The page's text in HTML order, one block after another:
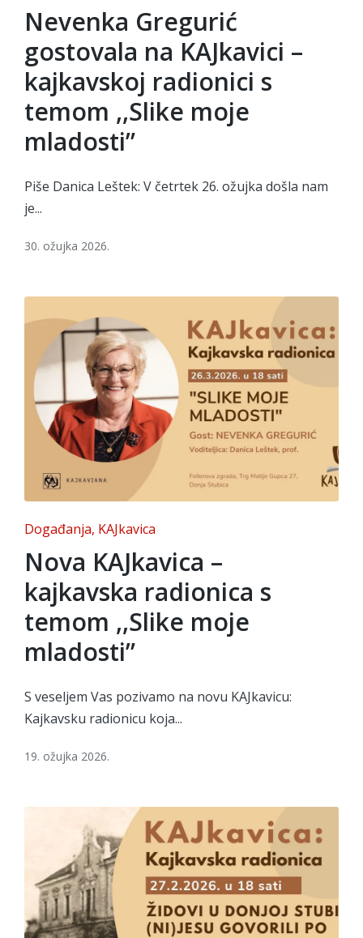
in
Nevenka Gregurić
gostovala na KAJkavici –
kajkavskoj radionici s
temom ,,Slike moje
mladosti”
Piše Danica Leštek: V četrtek 26. ožujka došla nam
je...
30. ožujka 2026.
Posted
in
Događanja KAJkavica
Nova KAJkavica –
kajkavska radionica s
temom ,,Slike moje
mladosti”
S veseljem Vas pozivamo na novu KAJkavicu:
Kajkavsku radionicu koja...
19. ožujka 2026.